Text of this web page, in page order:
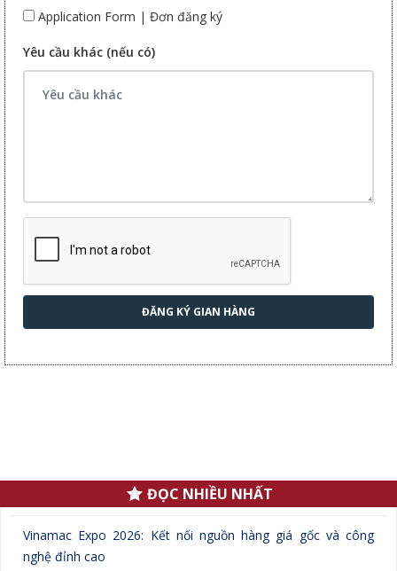
Application Form | Đơn đăng ký
Yêu cầu khác (nếu có)
ĐĂNG KÝ GIAN HÀNG
. ĐỌC NHIỀU NHẤT
Vinamac Expo 2026: Kết nối nguồn hàng giá gốc và công
nghệ đỉnh cao